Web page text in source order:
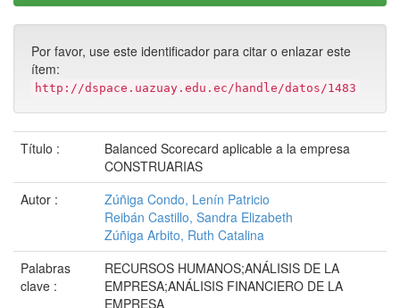
Por favor, use este identificador para citar o enlazar este
ítem:
http://dspace.uazuay.edu.ec/handle/datos/1483
Título :
Balanced Scorecard aplicable a la empresa
CONSTRUARIAS
Autor :
Zúñiga Condo, Lenín Patricio
Reibán Castillo, Sandra Elizabeth
Zúñiga Arbito, Ruth Catalina
Palabras
clave :
RECURSOS HUMANOS;ANÁLISIS DE LA
EMPRESA;ANÁLISIS FINANCIERO DE LA
EMPRESA